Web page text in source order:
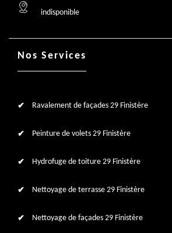
indisponible
Nos Services
Ravalement de façades 29 Finistère
Peinture de volets 29 Finistère
Hydrofuge de toiture 29 Finistère
Nettoyage de terrasse 29 Finistère
Nettoyage de façades 29 Finistère